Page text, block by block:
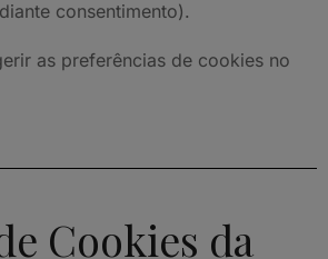
consentimento).
as preferências de cookies no
Cookies da